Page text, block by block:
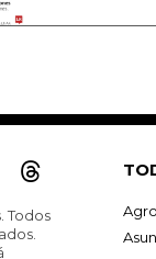
Todos